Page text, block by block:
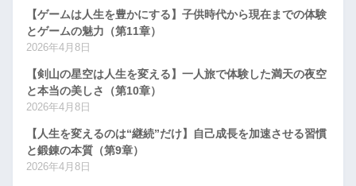
【ゲームは人生を豊かにする】子供時代から現在までの体験
とゲームの魅力（第11章）
2026年4月8日
【剣山の星空は人生を変える】一人旅で体験した満天の夜空
と本当の美しさ（第10章）
2026年4月8日
【人生を変えるのは“継続”だけ】自己成長を加速させる習慣
と鍛錬の本質（第9章）
2026年4月8日